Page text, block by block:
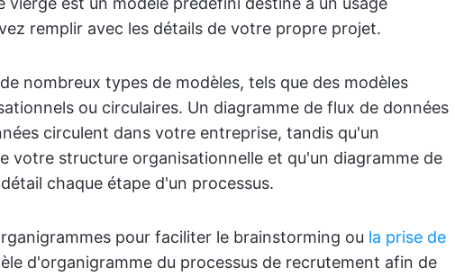
remplir avec les détails de votre propre projet.
nombreux types de modèles, tels que des modèles
ou circulaires. Un diagramme de flux de données
circulent dans votre entreprise, tandis qu'un
votre structure organisationnelle et qu'un diagramme de
chaque étape d'un processus.
pour faciliter le brainstorming ou la prise de
d'organigramme du processus de recrutement afin de